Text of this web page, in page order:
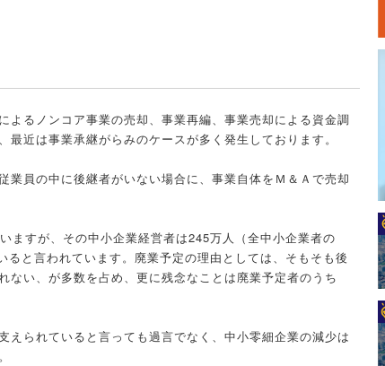
よるノンコア事業の売却、事業再編、事業売却による資金調
近は事業承継がらみのケースが多く発生しております。
業員の中に後継者がいない場合に、事業自体をＭ＆Ａで売却
ますが、その中小企業経営者は245万人（全中小企業者の
と言われています。廃業予定の理由としては、そもそも後
ない、が多数を占め、更に残念なことは廃業予定者のうち
えられていると言っても過言でなく、中小零細企業の減少は